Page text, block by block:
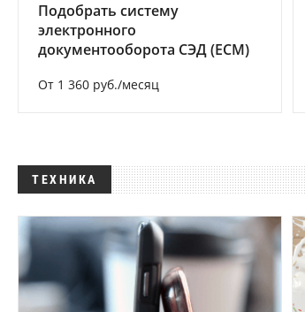
Подобрать систему
электронного
документооборота СЭД (ECM)
От 1 360 руб./месяц
ТЕХНИКА